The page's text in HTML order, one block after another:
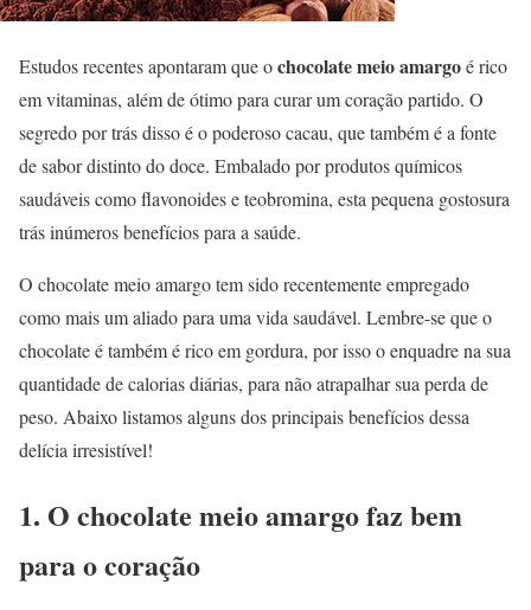
Estudos recentes apontaram que ochocolate meio amargoé rico
em vitaminas, além de ótimo para curar um coração partido. O
segredo por trás disso é o poderoso cacau, que também é a fonte
de sabor distinto do doce. Embalado por produtos químicos
saudáveis como flavonoides e teobromina, esta pequena gostosura
trás inúmeros benefícios para a saúde.
O chocolate meio amargo tem sido recentemente empregado
como mais um aliado para uma vida saudável. Lembre-se que o
chocolate é também é rico em gordura, por isso o enquadre na sua
quantidade de calorias diárias, para não atrapalhar sua perda de
peso. Abaixo listamos alguns dos principais benefícios dessa
delícia irresistível!
1. O chocolate meio amargo faz bem
para o coração